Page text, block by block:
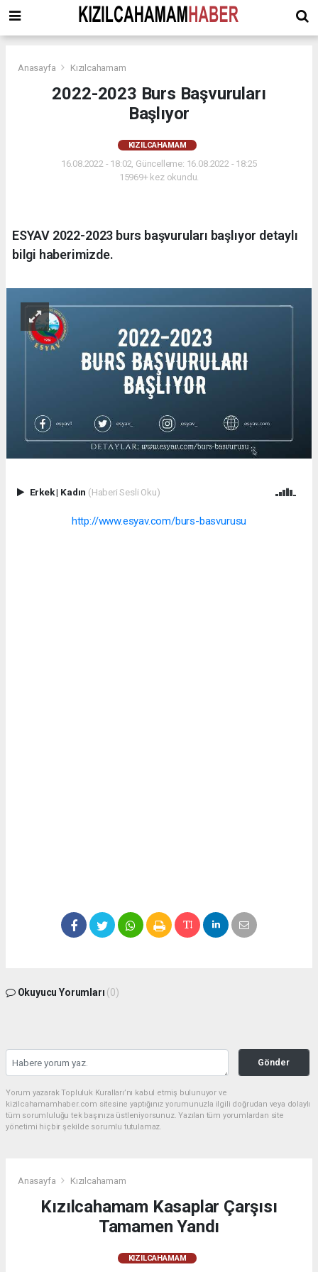
Anasayfa Kızılcahamam
2022-2023 Burs Başvuruları
Başlıyor
KIZILCAHAMAM
16.08.2022 - 18:02, Güncelleme: 16.08.2022 - 18:25
15969+ kez okundu.
ESYAV 2022-2023 burs başvuruları başlıyor detaylı
bilgi haberimizde.
Erkek| Kadın (Haberi Sesli Oku)
http://www.esyav.com/burs-basvurusu
Okuyucu Yorumları (0)
Gönder
Yorum yazarak Topluluk Kuralları’nı kabul etmiş bulunuyor ve
kizilcahamamhaber.com sitesine yaptığınız yorumunuzla ilgili doğrudan veya dolaylı
tüm sorumluluğu tek başınıza üstleniyorsunuz. Yazılan tüm yorumlardan site
yönetimi hiçbir şekilde sorumlu tutulamaz.
Anasayfa Kızılcahamam
Kızılcahamam Kasaplar Çarşısı
Tamamen Yandı
KIZILCAHAMAM